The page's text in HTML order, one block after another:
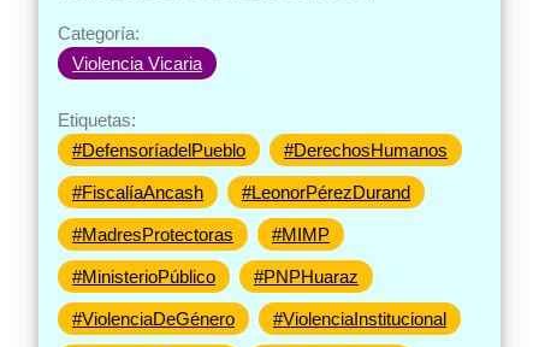
Categoría:
Violencia Vicaria
Etiquetas:
#DefensoríadelPueblo
#DerechosHumanos
#FiscalíaAncash #LeonorPérezDurand
#MadresProtectoras #MIMP
#MinisterioPúblico #PNPHuaraz
#ViolenciaDeGénero #ViolenciaInstitucional